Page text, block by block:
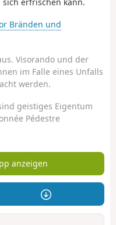
Bränden und
Visorando und der
im Falle eines Unfalls
werden.
geistiges Eigentum
Pédestre
anzeigen